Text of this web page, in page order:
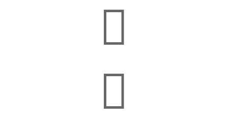

